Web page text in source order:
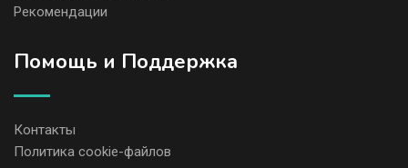
Рекомендации
Помощь и Поддержка
Контакты
Политика cookie-файлов